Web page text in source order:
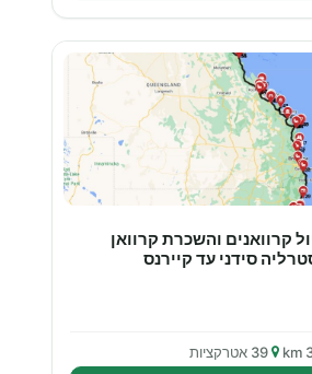
קרוואנים והשכרת קרוואן
סידני עד קיירנס
39 אטרקציות